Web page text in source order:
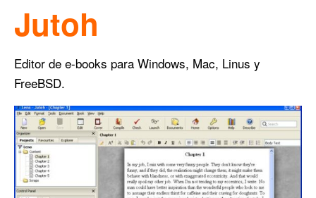
Jutoh
Editor de e-books para Windows, Mac, Linus y
FreeBSD.